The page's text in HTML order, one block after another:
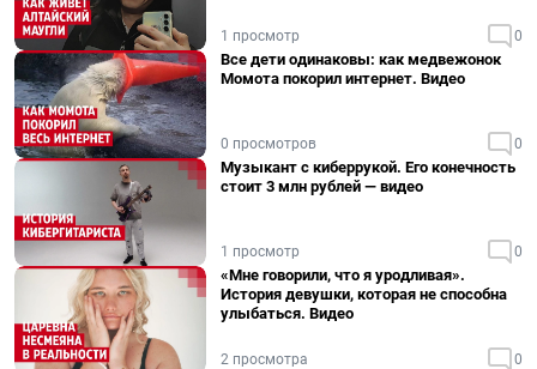
1 просмотр 0
Все дети одинаковы: как медвежонок
Момота покорил интернет. Видео
0 просмотров 0
Музыкант с киберрукой. Его конечность
стоит 3 млн рублей — видео
1 просмотр 0
«Мне говорили, что я уродливая».
История девушки, которая не способна
улыбаться. Видео
2 просмотра 0